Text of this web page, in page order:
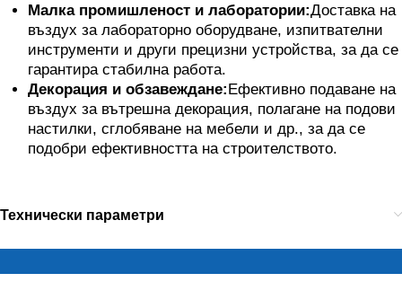
Малка промишленост и лаборатории:Доставка на
въздух за лабораторно оборудване, изпитвателни
инструменти и други прецизни устройства, за да се
гарантира стабилна работа.
Декорация и обзавеждане:Ефективно подаване на
въздух за вътрешна декорация, полагане на подови
настилки, сглобяване на мебели и др., за да се
подобри ефективността на строителството.
Технически параметри